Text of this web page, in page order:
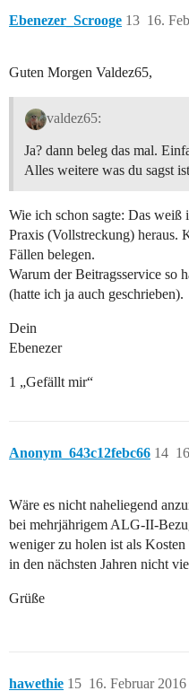
Ebenezer_Scrooge 16.
13
Guten Morgen Valdez65,
valdez65:
Ja? dann beleg das mal.
Alles weitere was du sagst
Wie ich schon sagte: Das weiß
Praxis (Vollstreckung) heraus.
Fällen belegen.
Warum der Beitragsservice so
(hatte ich ja auch geschrieben).
Dein
Ebenezer
1 „Gefällt mir“
Anonym_643c12febc66 14
Wäre es nicht naheliegend
bei mehrjährigem ALG-II-
weniger zu holen ist als Kosten
in den nächsten Jahren nicht
Grüße
hawethie 16. Februar
15